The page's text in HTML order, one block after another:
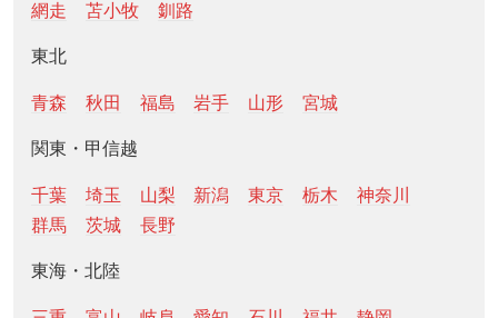
網走
苫小牧 釧路
東北
青森 秋田 福島 岩手 山形 宮城
関東・甲信越
千葉 埼玉 山梨 新潟 東京 栃木
神奈川
群馬
茨城 長野
東海・北陸